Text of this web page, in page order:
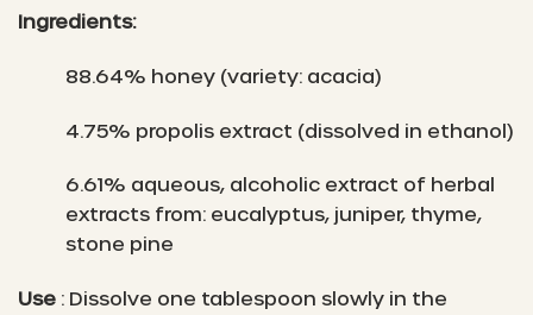
Ingredients:
88.64% honey (variety: acacia)
4.75% propolis extract (dissolved in ethanol)
6.61% aqueous, alcoholic extract of herbal
extracts from: eucalyptus, juniper, thyme,
stone pine
Use : Dissolve one tablespoon slowly in the